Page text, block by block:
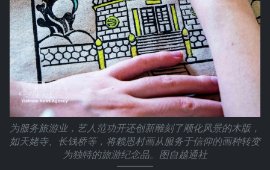
为服务旅游业，艺人范功开还创新雕刻了顺化风景的木版，
如天姥寺、长钱桥等，将赖恩村画从服务于信仰的画种转变
为独特的旅游纪念品。图自越通社